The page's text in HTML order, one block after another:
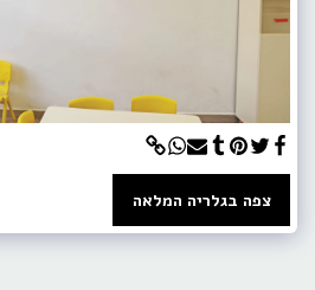
צפה בגלריה המלאה